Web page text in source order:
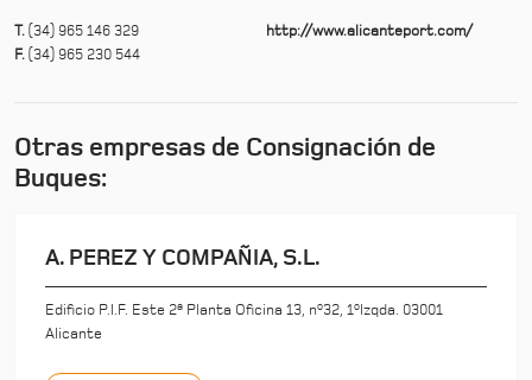
T. (34) 965 146 329
F. (34) 965 230 544
http://www.alicanteport.com/
Otras empresas de Consignación de
Buques:
A. PEREZ Y COMPAÑIA, S.L.
Edificio P.I.F. Este 2ª Planta Oficina 13, nº32, 1ºIzqda. 03001
Alicante